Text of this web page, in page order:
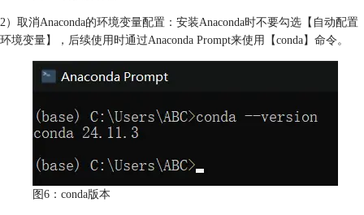
2）取消Anaconda的环境变量配置：安装Anaconda时不要勾选【自动配置
环境变量】，后续使用时通过Anaconda Prompt来使用【conda】命令。
图6：conda版本